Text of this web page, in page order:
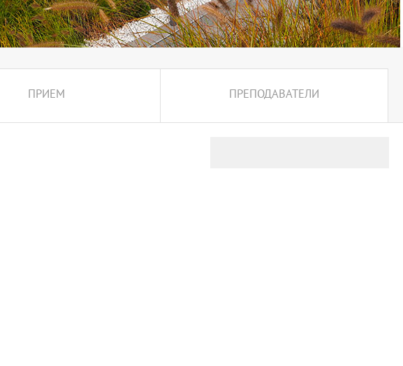
ПРИЕМ ПРЕПОДАВАТЕЛИ